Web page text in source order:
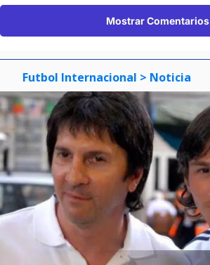
Mostrar Comentarios
Futbol Internacional > Noticia